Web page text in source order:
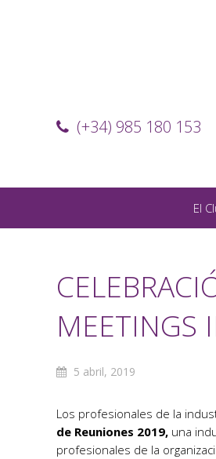
(+34) 985 180 153
El
MEETINGS
5 abril, 2019
Los profesionales de la
de Reuniones 2019, una
profesionales de la